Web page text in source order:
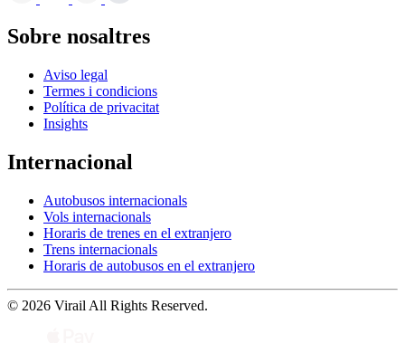
Sobre nosaltres
Aviso legal
Termes i condicions
Política de privacitat
Insights
Internacional
Autobusos internacionals
Vols internacionals
Horaris de trenes en el extranjero
Trens internacionals
Horaris de autobusos en el extranjero
© 2026 Virail All Rights Reserved.